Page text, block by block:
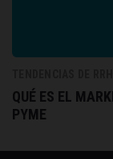
QUÉ ES EL
PYME